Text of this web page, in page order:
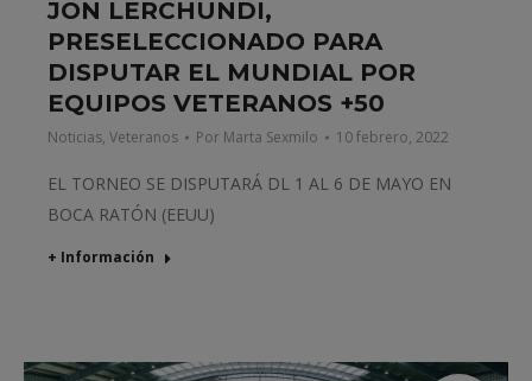
JON LERCHUNDI,
PRESELECCIONADO PARA
DISPUTAR EL MUNDIAL POR
EQUIPOS VETERANOS +50
Noticias, Veteranos Por Marta Sexmilo 10 febrero, 2022
EL TORNEO SE DISPUTARÁ DL 1 AL 6 DE MAYO EN
BOCA RATÓN (EEUU)
+ Información